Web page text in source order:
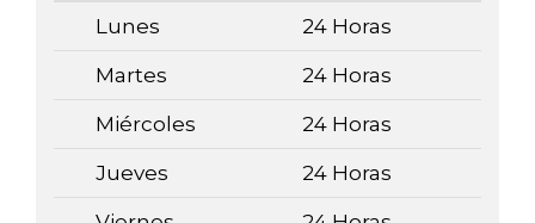
Lunes 24 Horas
Martes 24 Horas
Miércoles 24 Horas
Jueves 24 Horas